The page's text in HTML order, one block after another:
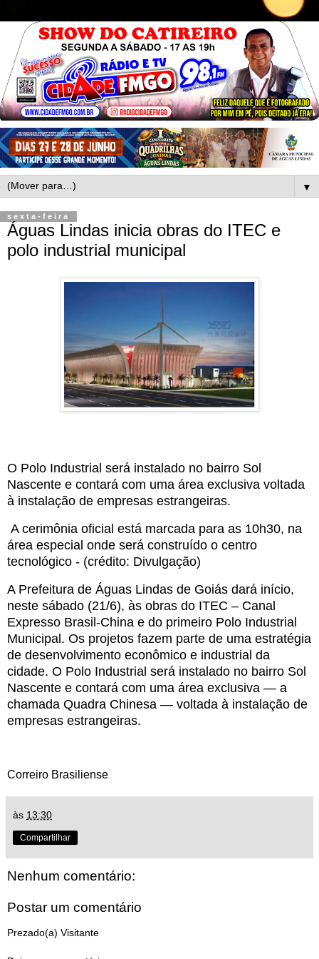
▼
sexta-feira
Águas Lindas inicia obras do ITEC e
polo industrial municipal
O Polo Industrial será instalado no bairro Sol
Nascente e contará com uma área exclusiva voltada
à instalação de empresas estrangeiras.
A cerimônia oficial está marcada para as 10h30, na
área especial onde será construído o centro
tecnológico - (crédito: Divulgação)
A Prefeitura de Águas Lindas de Goiás dará início,
neste sábado (21/6), às obras do ITEC – Canal
Expresso Brasil-China e do primeiro Polo Industrial
Municipal. Os projetos fazem parte de uma estratégia
de desenvolvimento econômico e industrial da
cidade. O Polo Industrial será instalado no bairro Sol
Nascente e contará com uma área exclusiva — a
chamada Quadra Chinesa — voltada à instalação de
empresas estrangeiras.
Correiro Brasiliense
às 13:30
Compartilhar
Nenhum comentário:
Postar um comentário
Prezado(a) Visitante